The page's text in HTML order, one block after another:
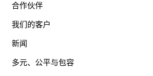
合作伙伴
我们的客户
新闻
多元、公平与包容